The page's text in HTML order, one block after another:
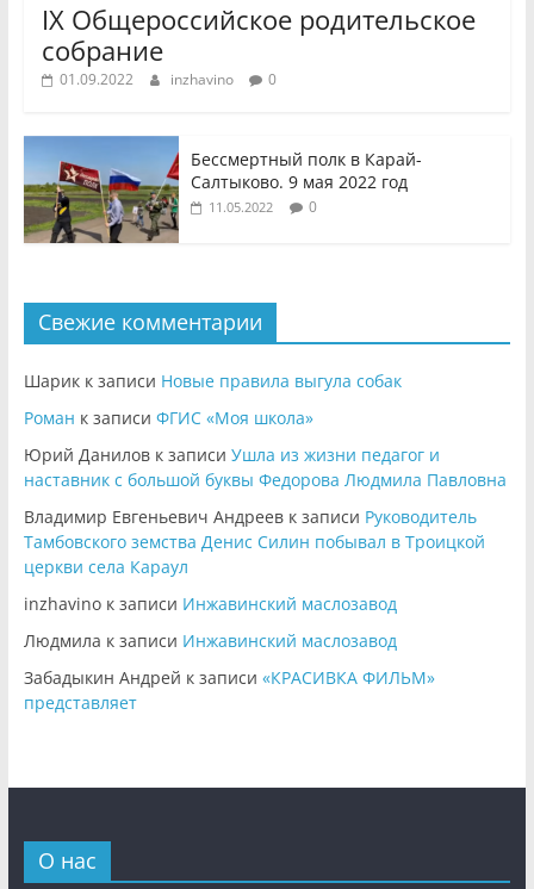
IX Общероссийское родительское
собрание
01.09.2022 inzhavino 0
Бессмертный полк в Карай-
Салтыково. 9 мая 2022 год
11.05.2022 0
Свежие комментарии
Шарикк записи Новые правила выгула собак
Роман к записи ФГИС «Моя школа»
Юрий Даниловк записи Ушла из жизни педагог и
наставник с большой буквы Федорова Людмила Павловна
Владимир Евгеньевич Андреевк записи Руководитель
Тамбовского земства Денис Силин побывал в Троицкой
церкви села Караул
inzhavinoк записи Инжавинский маслозавод
Людмила к записи Инжавинский маслозавод
Забадыкин Андрей к записи «КРАСИВКА ФИЛЬМ»
представляет
О нас